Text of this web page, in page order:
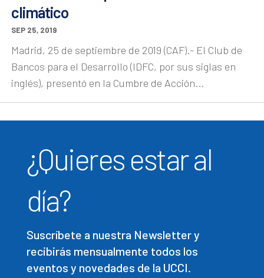
climático
SEP 25, 2019
Madrid, 25 de septiembre de 2019 (CAF).- El Club de
Bancos para el Desarrollo (IDFC, por sus siglas en
inglés), presentó en la Cumbre de Acción...
¿Quieres estar al
día?
Suscríbete a nuestra Newsletter y
recibirás mensualmente todos los
eventos y novedades de la UCCI.